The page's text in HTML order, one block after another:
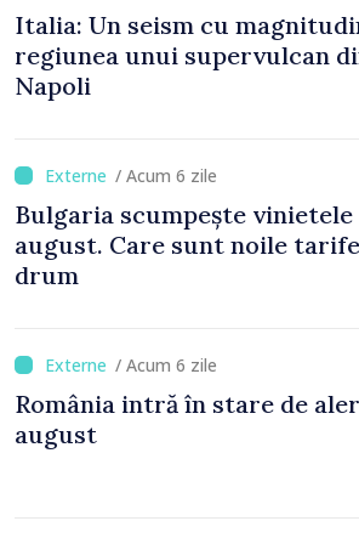
Italia: Un seism cu
regiunea unui supervulcan
Napoli
/ Acum 6 zile
Bulgaria scumpește vinietele
august. Care sunt noile
drum
/ Acum 6 zile
România intră în stare de
august